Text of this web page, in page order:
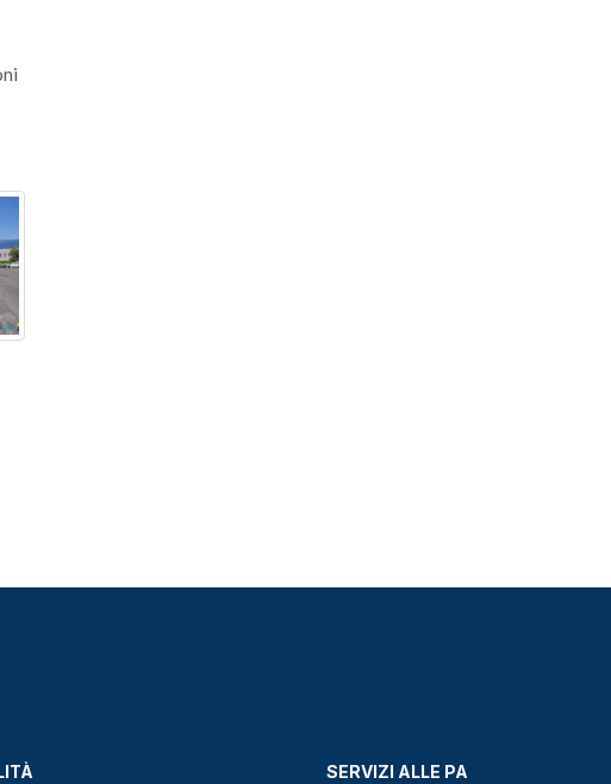
SERVIZI ALLE PA